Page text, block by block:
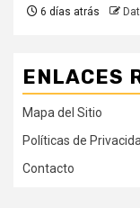
6 días atrás
ENLACES
Mapa del Sitio
Políticas de
Contacto